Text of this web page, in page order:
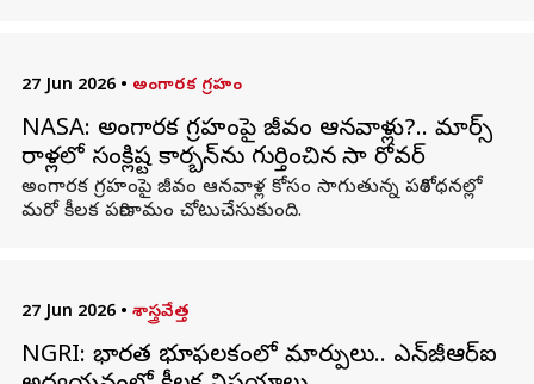
27 Jun 2026 • అంగారక గ్రహం
NASA: అంగారక గ్రహంపై జీవం ఆనవాళ్లు?.. మార్స్
రాళ్లలో సంక్లిష్ట కార్బన్‌ను గుర్తించిన నాసా రోవర్
అంగారక గ్రహంపై జీవం ఆనవాళ్ల కోసం సాగుతున్న పరిశోధనల్లో
మరో కీలక పరిణామం చోటుచేసుకుంది.
27 Jun 2026 • శాస్త్రవేత్త
NGRI: భారత భూఫలకంలో మార్పులు.. ఎన్‌జీఆర్‌ఐ